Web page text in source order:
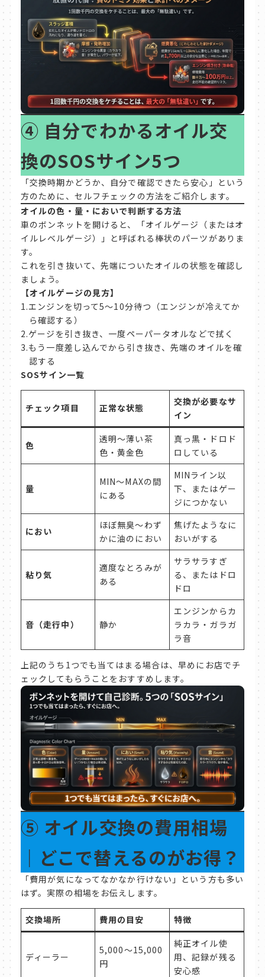
④ 自分でわかるオイル交
換のSOSサイン5つ
「交換時期かどうか、自分で確認できたら安心」という
方のために、セルフチェックの方法をご紹介します。
オイルの色・量・においで判断する方法
車のボンネットを開けると、「オイルゲージ（またはオ
イルレベルゲージ）」と呼ばれる棒状のパーツがありま
す。
これを引き抜いて、先端についたオイルの状態を確認し
ましょう。
【オイルゲージの見方】
エンジンを切って5〜10分待つ（エンジンが冷えてか
ら確認する）
ゲージを引き抜き、一度ペーパータオルなどで拭く
もう一度差し込んでから引き抜き、先端のオイルを確
認する
SOSサイン一覧
チェック項目 正常な状態
交換が必要なサ
イン
色
透明〜薄い茶
色・黄金色
真っ黒・ドロド
ロしている
量
MIN〜MAXの間
にある
MINライン以
下、またはゲー
ジにつかない
におい
ほぼ無臭〜わず
かに油のにおい
焦げたようなに
おいがする
粘り気
適度なとろみが
ある
サラサラすぎ
る、またはドロ
ドロ
音（走行中） 静か
エンジンからカ
ラカラ・ガラガ
ラ音
上記のうち1つでも当てはまる場合は、早めにお店でチ
ェックしてもらうことをおすすめします。
⑤ オイル交換の費用相場
｜どこで替えるのがお得？
「費用が気になってなかなか行けない」という方も多い
はず。実際の相場をお伝えします。
交換場所 費用の目安 特徴
ディーラー
5,000〜15,000
円
純正オイル使
用、記録が残る
安心感